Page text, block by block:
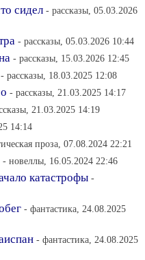
сидел - рассказы, 05.03.2026
- рассказы, 05.03.2026 10:44
- рассказы, 15.03.2026 12:45
- рассказы, 18.03.2025 12:08
- рассказы, 21.03.2025 14:17
21.03.2025 14:19
14:14
проза, 07.08.2024 22:21
- новеллы, 16.05.2024 22:46
катастрофы -
- фантастика, 24.08.2025
- фантастика, 24.08.2025